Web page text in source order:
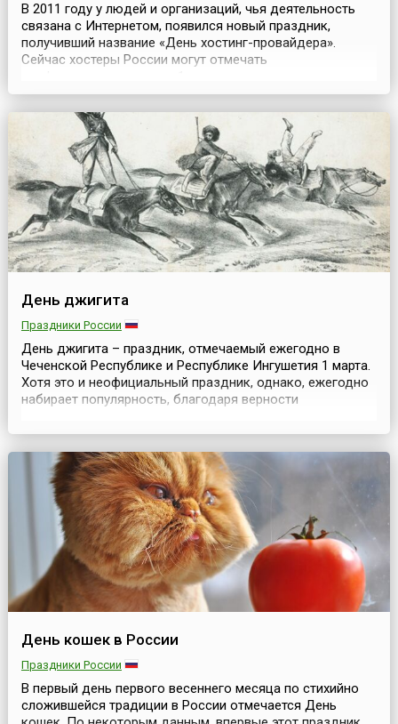
В 2011 году у людей и организаций, чья деятельность
связана с Интернетом, появился новый праздник,
получивший название «День хостинг-провайдера».
Сейчас хостеры России могут отмечать
года.Учреждение праздника стало тем случаем, когда
изменения в календарь дат вносятся по инициативе
коммерческих организаций. Идею Дня хостинг-
провайдера предложили руководите...
День джигита
Праздники России
День джигита – праздник, отмечаемый ежегодно в
Чеченской Республике и Республике Ингушетия 1 марта.
Хотя это и неофициальный праздник, однако, ежегодно
набирает популярность, благодаря верности
мужестве, патриотизме и других качествах, которые
должны быть присущи настоящему мужчине.Слово
«джигит» издревле на Кавказе и в Средней Азии
ассоциировалось с у...
День кошек в России
Праздники России
В первый день первого весеннего месяца по стихийно
сложившейся традиции в России отмечается День